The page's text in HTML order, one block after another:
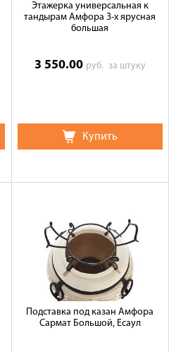
Этажерка универсальная к
тандырам Амфора 3-х ярусная
большая
3 550.00 руб. за штуку
Купить
Подставка под казан Амфора
Сармат Большой, Есаул